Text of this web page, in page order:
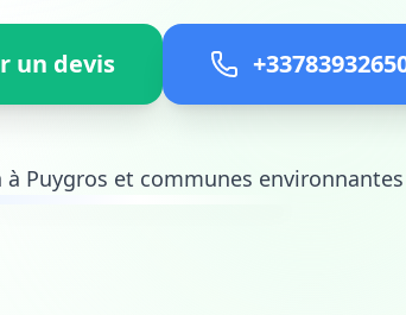
un devis
Puygros et communes environnantes